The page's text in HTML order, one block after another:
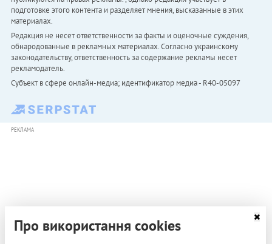
подготовке этого контента и разделяет мнения, высказанные в этих
материалах.
Редакция не несет ответственности за факты и оценочные суждения,
обнародованные в рекламных материалах. Согласно украинскому
законодательству, ответственность за содержание рекламы несет
рекламодатель.
Субъект в сфере онлайн-медиа; идентификатор медиа - R40-05097
РЕКЛАМА
Про використання cookies